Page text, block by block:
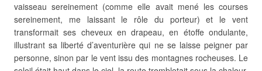
vaisseau sereinement (comme elle avait mené les courses
sereinement, me laissant le rôle du porteur) et le vent
transformait ses cheveux en drapeau, en étoffe ondulante,
illustrant sa liberté d’aventurière qui ne se laisse peigner par
personne, sinon par le vent issu des montagnes rocheuses. Le